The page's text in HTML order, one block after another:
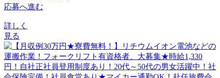
応募へ進む
詳しく
見る